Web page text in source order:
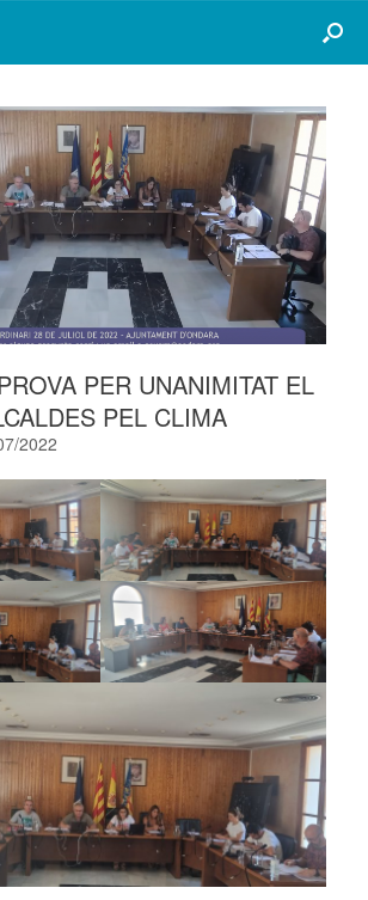
PER UNANIMITAT EL
PEL CLIMA
2022